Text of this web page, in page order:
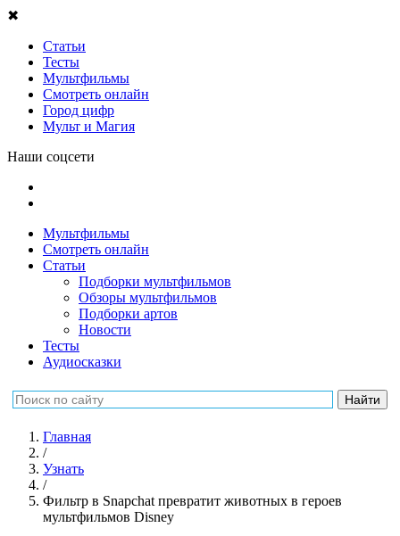
✖
Статьи
Тесты
Мультфильмы
Смотреть онлайн
Город цифр
Мульт и Магия
Наши соцсети
Мультфильмы
Смотреть онлайн
Статьи
Подборки мультфильмов
Обзоры мультфильмов
Подборки артов
Новости
Тесты
Аудиосказки
Главная
/
Узнать
/
Фильтр в Snapchat превратит животных в героев
мультфильмов Disney